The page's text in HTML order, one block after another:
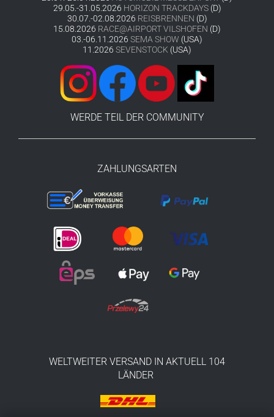
29.05.-31.05.2026 HORIZON TRACKDAYS(D)
30.07.-02.08.2026 REISBRENNEN (D)
15.08.2026 RACE@AIRPORT VILSHOFEN (D)
03.-06.11.2026 SEMA SHOW (USA)
11.2026 SEVENSTOCK (USA)
WERDE TEIL DER COMMUNITY
ZAHLUNGSARTEN
WELTWEITER VERSAND IN AKTUELL 104
LÄNDER